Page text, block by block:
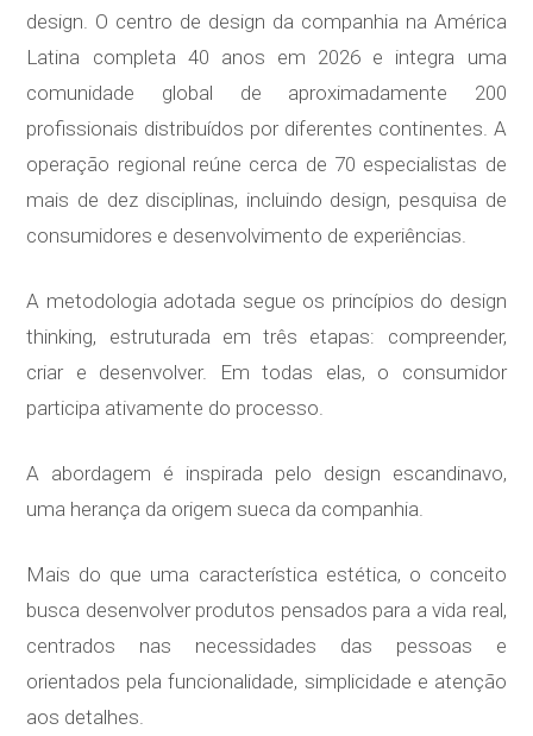
design. O centro de design da companhia na América
Latina completa 40 anos em 2026 e integra uma
comunidade global de aproximadamente 200
profissionais distribuídos por diferentes continentes. A
operação regional reúne cerca de 70 especialistas de
mais de dez disciplinas, incluindo design, pesquisa de
consumidores e desenvolvimento de experiências.
A metodologia adotada segue os princípios do design
thinking, estruturada em três etapas: compreender,
criar e desenvolver. Em todas elas, o consumidor
participa ativamente do processo.
A abordagem é inspirada pelo design escandinavo,
uma herança da origem sueca da companhia.
Mais do que uma característica estética, o conceito
busca desenvolver produtos pensados para a vida real,
centrados nas necessidades das pessoas e
orientados pela funcionalidade, simplicidade e atenção
aos detalhes.